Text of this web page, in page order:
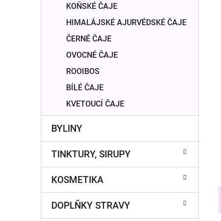
KOŇSKÉ ČAJE
HIMALÁJSKÉ AJURVÉDSKÉ ČAJE
ČERNÉ ČAJE
OVOCNÉ ČAJE
ROOIBOS
BÍLÉ ČAJE
KVETOUCÍ ČAJE
BYLINY
TINKTURY, SIRUPY
KOSMETIKA
DOPLŇKY STRAVY